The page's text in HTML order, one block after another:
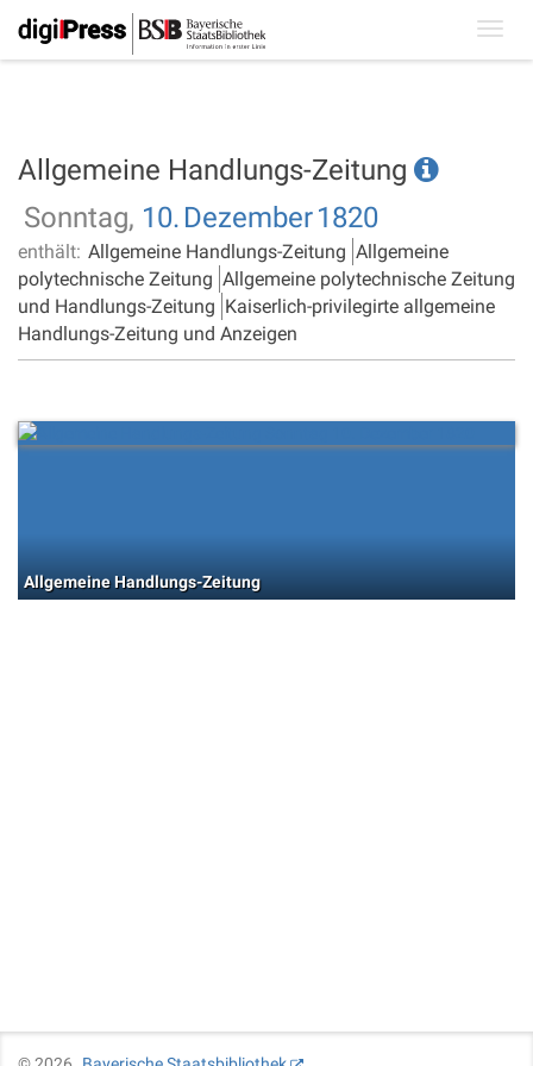
Allgemeine Handlungs-Zeitung
Sonntag, 10. Dezember1820
enthält: Allgemeine Handlungs-Zeitung Allgemeine
polytechnische Zeitung Allgemeine polytechnische Zeitung
und Handlungs-Zeitung Kaiserlich-privilegirte allgemeine
Handlungs-Zeitung und Anzeigen
Allgemeine Handlungs-Zeitung